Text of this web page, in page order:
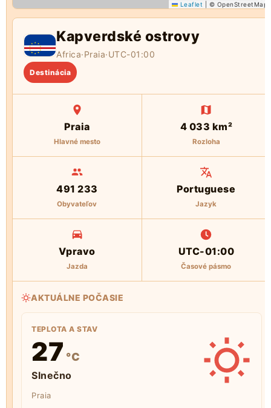
Leaflet © OpenStreetMap
Kapverdské ostrovy
Africa·Praia·UTC-01:00
Destinácia
Praia
Hlavné mesto
4 033 km²
Rozloha
491 233
Obyvateľov
Portuguese
Jazyk
Vpravo
Jazda
UTC-01:00
Časové pásmo
AKTUÁLNE POČASIE
TEPLOTA A STAV
27 °C
Slnečno
Praia